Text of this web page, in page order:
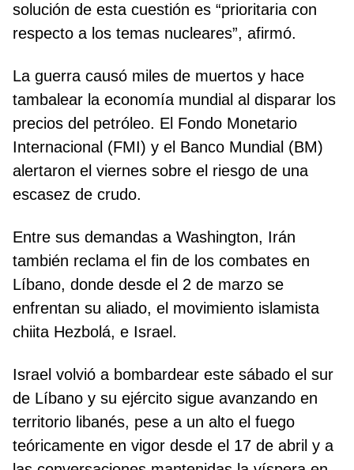
solución de esta cuestión es “prioritaria con
respecto a los temas nucleares”, afirmó.
La guerra causó miles de muertos y hace
tambalear la economía mundial al disparar los
precios del petróleo. El Fondo Monetario
Internacional (FMI) y el Banco Mundial (BM)
alertaron el viernes sobre el riesgo de una
escasez de crudo.
Entre sus demandas a Washington, Irán
también reclama el fin de los combates en
Líbano, donde desde el 2 de marzo se
enfrentan su aliado, el movimiento islamista
chiita Hezbolá, e Israel.
Israel volvió a bombardear este sábado el sur
de Líbano y su ejército sigue avanzando en
territorio libanés, pese a un alto el fuego
teóricamente en vigor desde el 17 de abril y a